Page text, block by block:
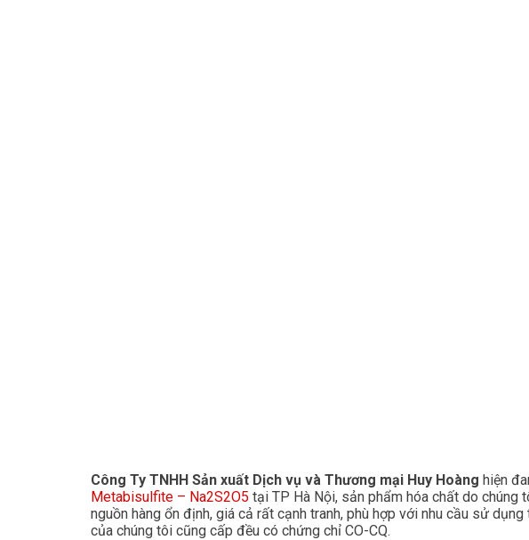
Công Ty TNHH Sản xuất Dịch vụ và Thương mại Huy Hoàng hiện
Metabisulfite – Na2S2O5 tại TP Hà Nội, sản phẩm hóa chất do chúng
nguồn hàng ổn định, giá cả rất cạnh tranh, phù hợp với nhu cầu sử
của chúng tôi cũng cấp đều có chứng chỉ CO-CQ.